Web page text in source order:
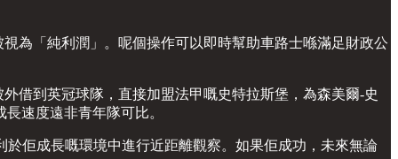
為「純利潤」。呢個操作可以即時幫助車路士喺滿足財政公
借到英冠球隊，直接加盟法甲嘅史特拉斯堡，為森美爾-史
速度遠非青年隊可比。
佢成長嘅環境中進行近距離觀察。如果佢成功，未來無論